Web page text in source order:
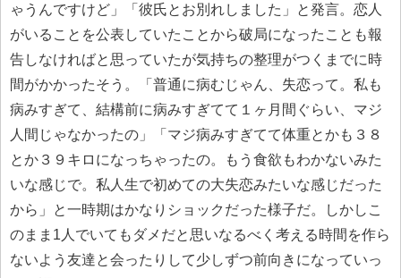
ゃうんですけど」「彼氏とお別れしました」と発言。恋人
がいることを公表していたことから破局になったことも報
告しなければと思っていたが気持ちの整理がつくまでに時
間がかかったそう。「普通に病むじゃん、失恋って。私も
病みすぎて、結構前に病みすぎてて１ヶ月間ぐらい、マジ
人間じゃなかったの」「マジ病みすぎてて体重とかも３８
とか３９キロになっちゃったの。もう食欲もわかないみた
いな感じで。私人生で初めての大失恋みたいな感じだった
から」と一時期はかなりショックだった様子だ。しかしこ
のまま1人でいてもダメだと思いなるべく考える時間を作ら
ないよう友達と会ったりして少しずつ前向きになっていっ